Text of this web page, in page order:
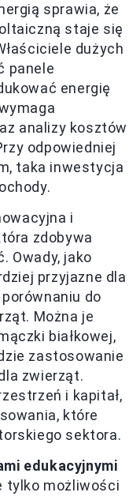
sprawia, że
staje się
dużych
panele
energię
analizy kosztów
odpowiedniej
taka inwestycja
i
zdobywa
Owady, jako
przyjazne dla
do
Można je
białkowej,
zastosowanie
zwierząt.
i kapitał,
które
sektora.
edukacyjnymi
tylko możliwości